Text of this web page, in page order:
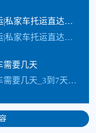
​沈阳到杭州轿车托运|私家车托运直达线路
沈阳到杭州轿车托运|私家车托运直达线路_四川俊亚物流公司（133-5002-3601）直达线路【承接业务】：私家车托运、轿车托运、小轿车托运、越野车托运、商务车…
需要几天
沈阳到金华托运轿车需要几天_3到7天的样子具体情况更具路况觉得，每天发车【承接业务】：私家车托运、轿车托运、小轿车托运、越野车托运、商务车托运、商品车、试驾…